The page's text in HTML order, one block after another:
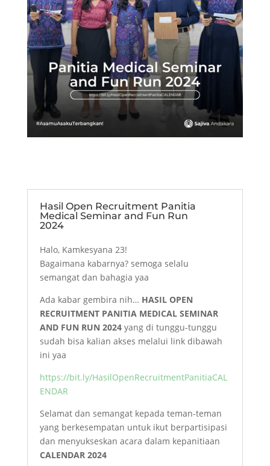
Hasil Open Recruitment Panitia
Medical Seminar and Fun Run
2024
Halo, Kamkesyana 23!
Bagaimana kabarnya? semoga selalu
semangat dan bahagia yaa
Ada kabar gembira nih… HASIL OPEN
RECRUITMENT PANITIA MEDICAL SEMINAR
AND FUN RUN 2024yang di tunggu-tunggu
sudah bisa kalian akses melalui link dibawah
ini yaa
https://bit.ly/HasilOpenRecruitmentPanitiaCAL
ENDAR
Selamat dan semangat kepada teman-teman
yang berkesempatan untuk ikut berpartisipasi
dan menyukseskan acara dalam kepanitiaan
CALENDAR 2024